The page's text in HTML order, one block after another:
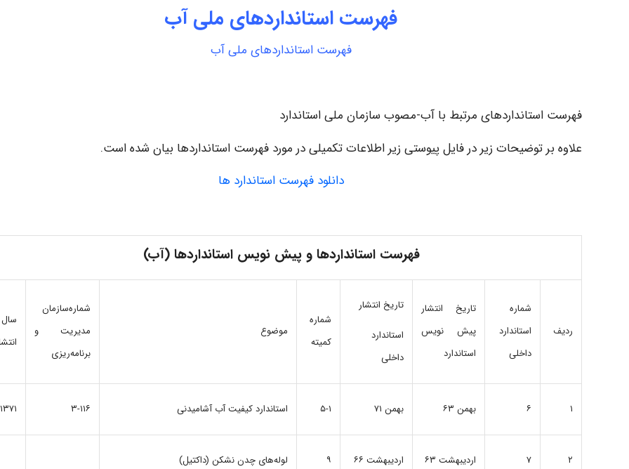
فهرست استانداردهای ملی آب
فهرست استانداردهای ملی آب
فهرست استانداردهای مرتبط با آب-مصوب سازمان ملی استاندارد
علاوه بر توضیحات زیر در فایل پیوستی زیر اطلاعات تکمیلی در مورد فهرست استانداردها بیان شده است.
دانلود فهرست استاندارد ها
فهرست استانداردها و پیش نویس استانداردها (آب)
ردیف
شماره
‌استاندارد
داخلی
تاریخ انتشار
پیش نویس
استاندارد
تاریخ ‌انتشار
استاندارد
داخلی
شماره
کمیته
موضوع
شماره‌سازمان
مدیریت‌ ‌و
برنامه‌ریزی
سال
۱ ۶ بهمن ۶۳ بهمن ۷۱ ۵-۱ استاندارد کیفیت‌ آب‌ آشامیدنی‌ ۳-۱۱۶ ۱۳۷۱
۲ ۷ اردیبهشت ۶۳ اردیبهشت ۶۶ ۹ لوله‌های‌ چدن‌ نشکن‌ (داکتیل‌)